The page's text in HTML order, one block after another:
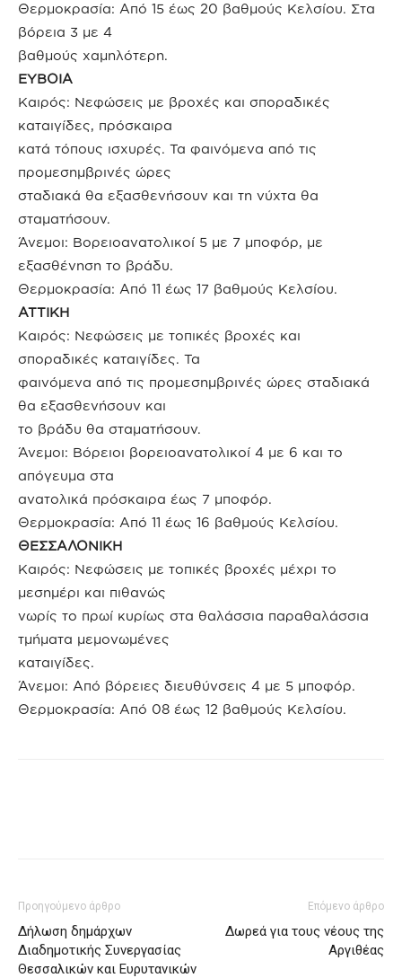
Θερμοκρασία: Από 15 έως 20 βαθμούς Κελσίου. Στα
βόρεια 3 με 4
βαθμούς χαμηλότερη.
ΕΥΒΟΙΑ
Καιρός: Νεφώσεις με βροχές και σποραδικές
καταιγίδες, πρόσκαιρα
κατά τόπους ισχυρές. Τα φαινόμενα από τις
προμεσημβρινές ώρες
σταδιακά θα εξασθενήσουν και τη νύχτα θα
σταματήσουν.
Άνεμοι: Βορειοανατολικοί 5 με 7 μποφόρ, με
εξασθένηση το βράδυ.
Θερμοκρασία: Από 11 έως 17 βαθμούς Κελσίου.
ΑΤΤΙΚΗ
Καιρός: Νεφώσεις με τοπικές βροχές και
σποραδικές καταιγίδες. Τα
φαινόμενα από τις προμεσημβρινές ώρες σταδιακά
θα εξασθενήσουν και
το βράδυ θα σταματήσουν.
Άνεμοι: Βόρειοι βορειοανατολικοί 4 με 6 και το
απόγευμα στα
ανατολικά πρόσκαιρα έως 7 μποφόρ.
Θερμοκρασία: Από 11 έως 16 βαθμούς Κελσίου.
ΘΕΣΣΑΛΟΝΙΚΗ
Καιρός: Νεφώσεις με τοπικές βροχές μέχρι το
μεσημέρι και πιθανώς
νωρίς το πρωί κυρίως στα θαλάσσια παραθαλάσσια
τμήματα μεμονωμένες
καταιγίδες.
Άνεμοι: Από βόρειες διευθύνσεις 4 με 5 μποφόρ.
Θερμοκρασία: Από 08 έως 12 βαθμούς Κελσίου.
Προηγούμενο άρθρο
Δήλωση δημάρχων
Διαδημοτικής Συνεργασίας
Θεσσαλικών και Ευρυτανικών
Επόμενο άρθρο
Δωρεά για τους νέους της
Αργιθέας